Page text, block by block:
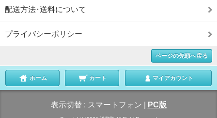
配送方法･送料について
プライバシーポリシー
ページの先頭へ戻る
ホーム カート マイアカウント
表示切替 : スマートフォン PC版